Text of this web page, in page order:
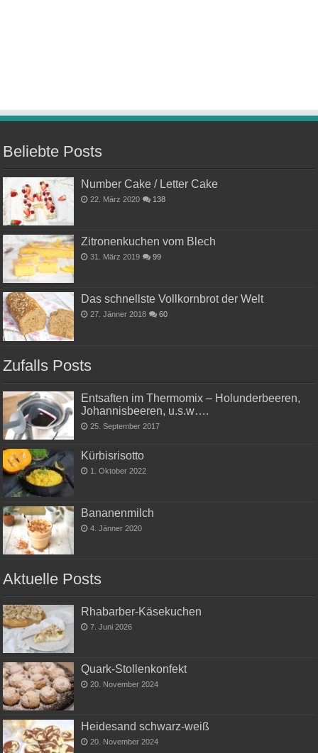
Beliebte Posts
Number Cake / Letter Cake
22. März 2020 138
Zitronenkuchen vom Blech
31. März 2019 99
Das schnellste Vollkornbrot der Welt
27. Jänner 2018 60
Zufalls Posts
Entsaften im Thermomix – Holunderbeeren,
Johannisbeeren, u.s.w….
25. September 2017
Kürbisrisotto
1. Oktober 2022
Bananenmilch
4. Jänner 2020
Aktuelle Posts
Rhabarber-Käsekuchen
7. Juni 2026
Quark-Stollenkonfekt
20. November 2024
Heidesand schwarz-weiß
20. November 2024